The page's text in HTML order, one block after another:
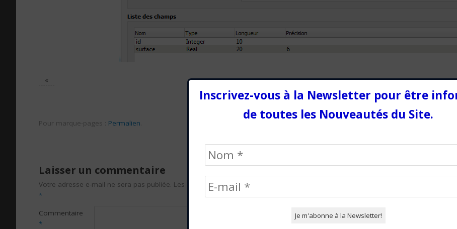
«
Pour marque-pages : Permalien
Laisser un commentaire
Votre adresse e-mail ne sera pas publiée. Les champs obligatoires sont indiqués avec
*
Commentaire
*
Inscrivez-vous à la Newsletter pour être
de toutes les Nouveautés du Site.